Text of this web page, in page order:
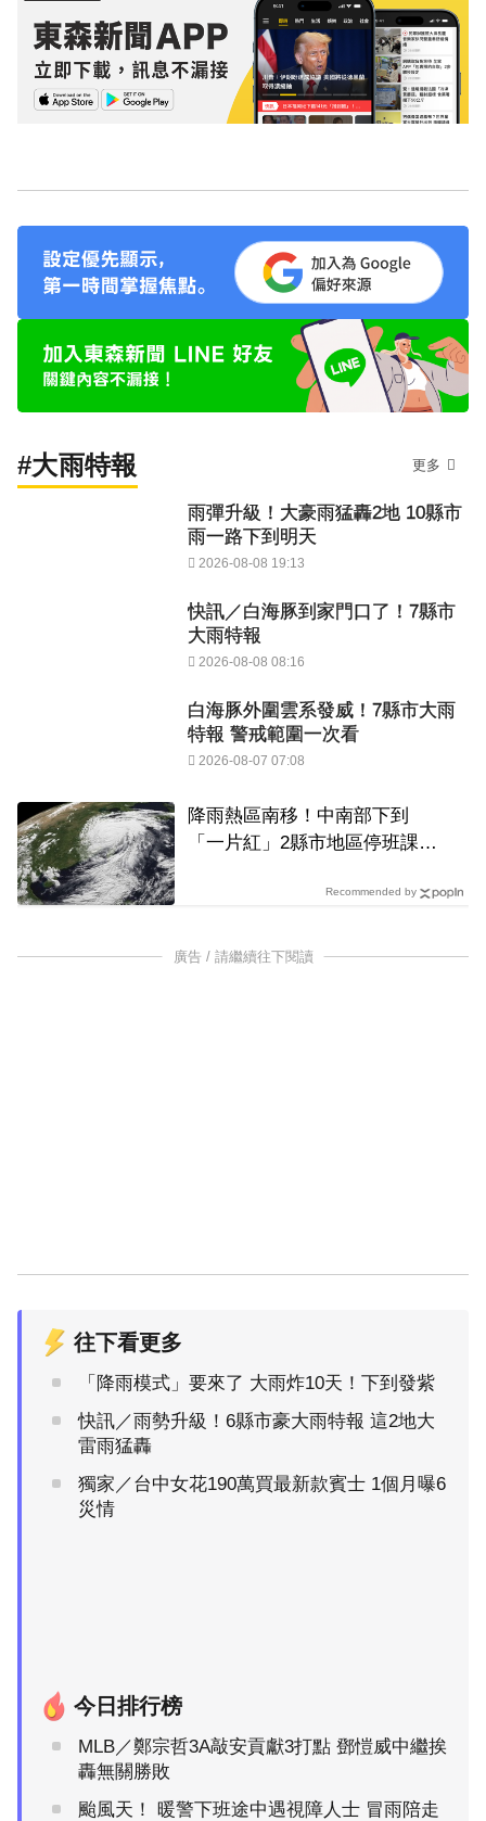
#大雨特報 更多
雨彈升級！大豪雨猛轟2地 10縣市
雨一路下到明天
2026-08-08 19:13
快訊／白海豚到家門口了！7縣市
大雨特報
2026-08-08 08:16
白海豚外圍雲系發威！7縣市大雨
特報 警戒範圍一次看
2026-08-07 07:08
降雨熱區南移！中南部下到
「一片紅」2縣市地區停班課達
Recommended by
廣告 / 請繼續往下閱讀
往下看更多
「降雨模式」要來了 大雨炸10天！下到發紫
快訊／雨勢升級！6縣市豪大雨特報 這2地大
雷雨猛轟
獨家／台中女花190萬買最新款賓士 1個月曝6
災情
今日排行榜
MLB／鄭宗哲3A敲安貢獻3打點 鄧愷威中繼挨
轟無關勝敗
颱風天！ 暖警下班途中遇視障人士 冒雨陪走